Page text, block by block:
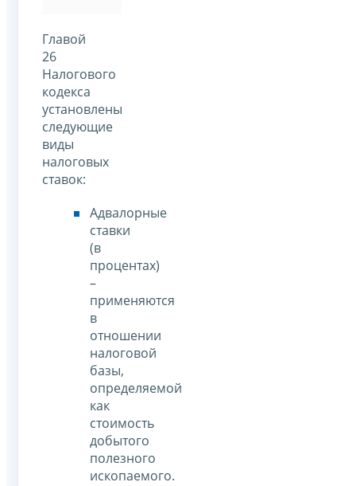
Главой
26
Налогового
кодекса
установлены
следующие
виды
налоговых
ставок:
Адвалорные
ставки
(в
процентах)
–
применяются
в
отношении
налоговой
базы,
определяемой
как
стоимость
добытого
полезного
ископаемого.